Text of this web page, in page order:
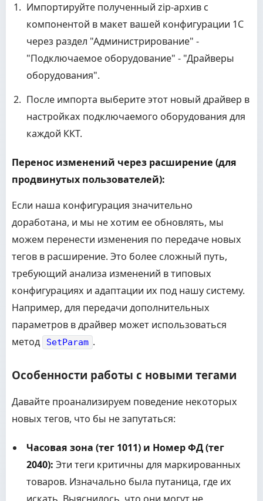
Импортируйте полученный zip-архив с
компонентой в макет вашей конфигурации 1С
через раздел "Администрирование" -
"Подключаемое оборудование" - "Драйверы
оборудования".
После импорта выберите этот новый драйвер в
настройках подключаемого оборудования для
каждой ККТ.
Перенос изменений через расширение (для
продвинутых пользователей):
Если наша конфигурация значительно
доработана, и мы не хотим ее обновлять, мы
можем перенести изменения по передаче новых
тегов в расширение. Это более сложный путь,
требующий анализа изменений в типовых
конфигурациях и адаптации их под нашу систему.
Например, для передачи дополнительных
параметров в драйвер может использоваться
метод
SetParam .
Особенности работы с новыми тегами
Давайте проанализируем поведение некоторых
новых тегов, что бы не запутаться:
Часовая зона (тег 1011) и Номер ФД (тег
2040): Эти теги критичны для маркированных
товаров. Изначально была путаница, где их